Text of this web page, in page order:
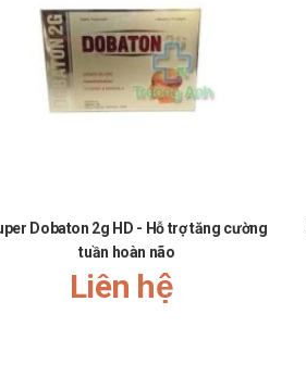
Dobaton 2g HD - Hỗ trợ tăng cường
tuần hoàn não
Liên hệ